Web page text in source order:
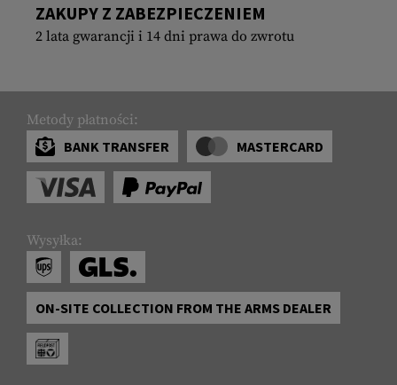
ZAKUPY Z ZABEZPIECZENIEM
2 lata gwarancji i 14 dni prawa do zwrotu
Metody płatności:
BANK TRANSFER
MASTERCARD
Wysyłka:
ON-SITE COLLECTION FROM THE ARMS DEALER